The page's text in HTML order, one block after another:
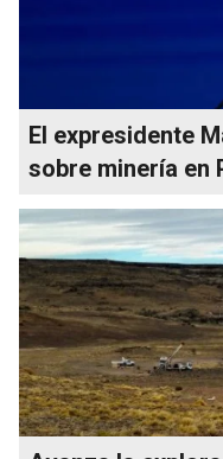
El expresidente
sobre minería en